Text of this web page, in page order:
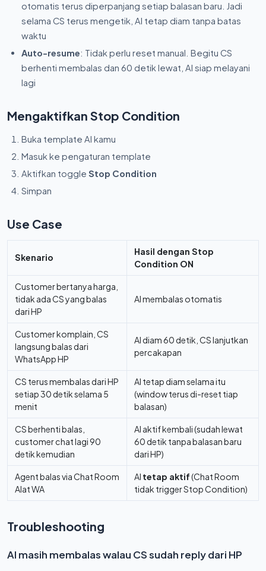
otomatis terus diperpanjang setiap balasan baru. Jadi
selama CS terus mengetik, AI tetap diam tanpa batas
waktu
Auto-resume: Tidak perlu reset manual. Begitu CS
berhenti membalas dan 60 detik lewat, AI siap melayani
lagi
Mengaktifkan Stop Condition
Buka template AI kamu
Masuk ke pengaturan template
Aktifkan toggle Stop Condition
Simpan
Use Case
Skenario
Hasil dengan Stop
Condition ON
Customer bertanya harga,
tidak ada CS yang balas
dari HP
AI membalas otomatis
Customer komplain, CS
langsung balas dari
WhatsApp HP
AI diam 60 detik, CS lanjutkan
percakapan
CS terus membalas dari HP
setiap 30 detik selama 5
menit
AI tetap diam selama itu
(window terus di-reset tiap
balasan)
CS berhenti balas,
customer chat lagi 90
detik kemudian
AI aktif kembali (sudah lewat
60 detik tanpa balasan baru
dari HP)
Agent balas via Chat Room
Alat WA
AI tetap aktif(Chat Room
tidak trigger Stop Condition)
Troubleshooting
AI masih membalas walau CS sudah reply dari HP